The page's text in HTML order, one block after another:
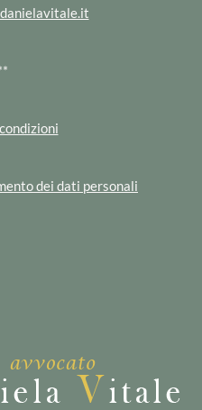
dei dati personali